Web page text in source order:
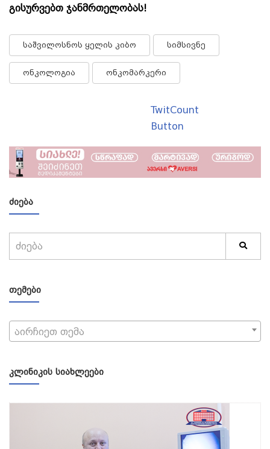
გისურვებთ ჯანმრთელობას!
საშვილოსნოს ყელის კიბო სიმსივნე
ონკოლოგია ონკომარკერი
TwitCount
Button
ᲫᲘᲔᲑᲐ
ᲗᲔᲛᲔᲑᲘ
აირჩიეთ თემა
ᲙᲚᲘᲜᲘᲙᲘᲡ ᲡᲘᲐᲮᲚᲔᲔᲑᲘ